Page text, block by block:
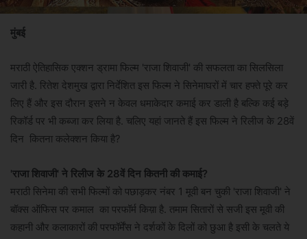
मुंबई
मराठी ऐतिहासिक एक्शन ड्रामा फिल्म 'राजा शिवाजी' की सफलता का सिलसिला
जारी है. रितेश देशमुख द्वारा निर्देशित इस फिल्म ने सिनेमाघरों में चार हफ्ते पूरे कर
लिए हैं और इस दौरान इसने न केवल धमाकेदार कमाई कर डाली है बल्कि कई बड़े
रिकॉर्ड पर भी कब्जा कर लिया है. चलिए यहां जानते हैं इस फिल्म ने रिलीज के 28वें
दिन कितना कलेक्शन किया है?
'राजा शिवाजी' ने रिलीज के 28वें दिन कितनी की कमाई?
मराठी सिनेमा की सभी फिल्मों को पछाड़कर नंबर 1 मूवी बन चुकी 'राजा शिवाजी' ने
बॉक्स ऑफिस पर कमाल का परफॉर्म किय़ा है. तमाम सितारों से सजी इस मूवी की
कहानी और कलाकारों की परफॉर्मेंस ने दर्शकों के दिलों को छुआ है इसी के चलते ये